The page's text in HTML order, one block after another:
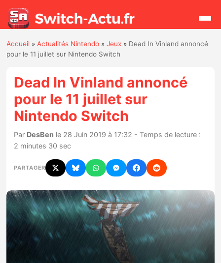
Actualités
Jeux
Hardware
Mises à jour
Chiffres de ventes
Rumeurs
Nintendo Direct
Accueil »Actualités Nintendo »Jeux » Dead In Vinland annoncé
pour le 11 juillet sur Nintendo Switch
Dead In Vinland annoncé
pour le 11 juillet sur
Nintendo Switch
Par DesBen le 28 Juin 2019 à 17:32 - Temps de lecture :
2 minutes 30 sec
PARTAGER